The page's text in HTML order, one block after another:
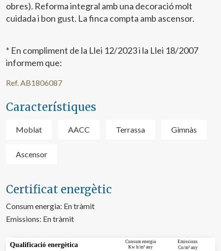
obres). Reforma integral amb una decoració molt
cuidada i bon gust. La finca compta amb ascensor.
* En compliment de la Llei 12/2023 i la Llei 18/2007
informem que:
Ref. AB1806087
Característiques
Moblat AACC Terrassa Gimnàs
Ascensor
Certificat energètic
Consum energia: En tràmit
Emissions: En tràmit
Qualificació energètica Consum energia
Kw h/m² any
Emissions
Co/m² any
Modificar cookies
Tècniques i funcionals
Sempre activades